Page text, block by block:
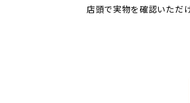
店頭で実物を確認いただ